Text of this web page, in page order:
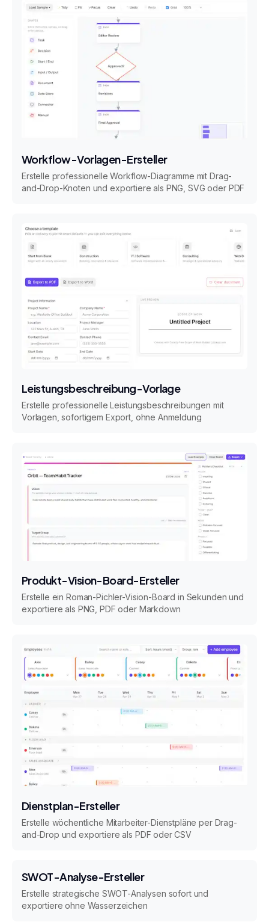
Workflow-Vorlagen-Ersteller
Erstelle professionelle Workflow-Diagramme mit Drag-
and-Drop-Knoten und exportiere als PNG, SVG oder PDF
Leistungsbeschreibung-Vorlage
Erstelle professionelle Leistungsbeschreibungen mit
Vorlagen, sofortigem Export, ohne Anmeldung
Produkt-Vision-Board-Ersteller
Erstelle ein Roman-Pichler-Vision-Board in Sekunden und
exportiere als PNG, PDF oder Markdown
Dienstplan-Ersteller
Erstelle wöchentliche Mitarbeiter-Dienstpläne per Drag-
and-Drop und exportiere als PDF oder CSV
SWOT-Analyse-Ersteller
Erstelle strategische SWOT-Analysen sofort und
exportiere ohne Wasserzeichen